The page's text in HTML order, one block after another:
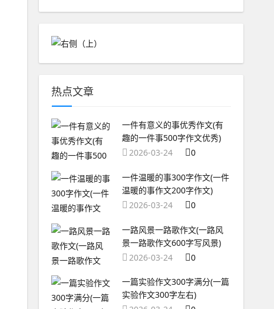
热点文章
一件有意义的事优秀作文(有
趣的一件事500字作文优秀)
2026-03-24
0
一件温暖的事300字作文(一件
温暖的事作文200字作文)
2026-03-24
0
一路风景一路歌作文(一路风
景一路歌作文600字写风景)
2026-03-24
0
一篇实验作文300字满分(一篇
实验作文300字左右)